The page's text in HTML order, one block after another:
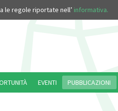
le regole riportate nell’ informativa.
EVENTI PUBBLICAZIONI